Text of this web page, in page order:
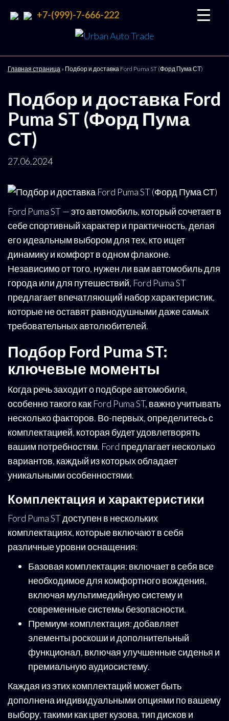
+7-(999)-7-666-222
Trade
всего
Главная страница » Подбор и доставка Ford Puma ST (Форд Пума СТ)
Подбор и доставка Ford
Puma ST (Форд Пума
СТ)
27.06.2024
Ford Puma ST — это автомобиль, который сочетает в
себе спортивный характер и практичность, делая
его идеальным выбором для тех, кто ищет
динамику и комфорт в одном флаконе.
Независимо от того, нужен ли вам автомобиль для
города или для путешествий, Ford Puma ST
предлагает впечатляющий набор характеристик,
которые не оставят равнодушными даже самых
требовательных автолюбителей.
Подбор Ford Puma ST:
ключевые моменты
Когда речь заходит о подборе автомобиля,
особенно такого как Ford Puma ST, важно учитывать
несколько факторов. Во-первых, определитесь с
комплектацией, которая будет удовлетворять
вашим потребностям. Ford предлагает несколько
вариантов, каждый из которых обладает
уникальными особенностями.
Комплектация и характеристики
Ford Puma ST доступен в нескольких
комплектациях, которые включают в себя
различные уровни оснащения:
Базовая комплектация: включает в себя все
необходимое для комфортного вождения,
включая мультимедийную систему и
современные системы безопасности.
Премиум-комплектация: добавляет
элементы роскоши и дополнительный
функционал, включая улучшенные сиденья и
премиальную аудиосистему.
Каждая из этих комплектаций может быть
дополнена индивидуальными опциями по вашему
выбору, такими как цвет кузова, тип дисков и